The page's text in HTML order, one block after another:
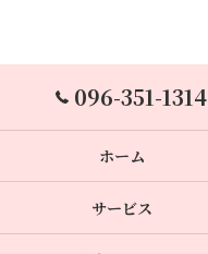
096-351-1314
ホーム
サービス